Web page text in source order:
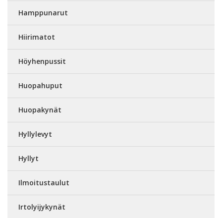
Hamppunarut
Hiirimatot
Höyhenpussit
Huopahuput
Huopakynät
Hyllylevyt
Hyllyt
Ilmoitustaulut
Irtolyijykynät